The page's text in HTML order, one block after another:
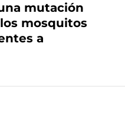
mutación
mosquitos
a